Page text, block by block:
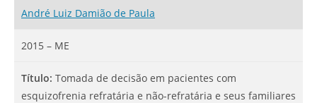
André Luiz Damião de Paula
2015 – ME
Título: Tomada de decisão em pacientes com
esquizofrenia refratária e não-refratária e seus familiares